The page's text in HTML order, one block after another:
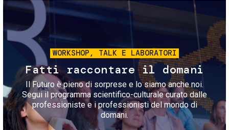
Immagine
WORKSHOP, TALK E LABORATORI
Fatti raccontare il domani
Il Futuro è pieno di sorprese e lo siamo anche noi.
Segui il programma scientifico-culturale curato dalle
professioniste e i professionisti del mondo di
domani.